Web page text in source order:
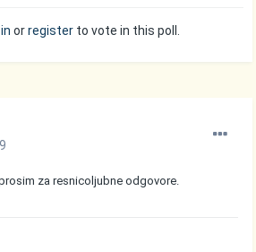
orregisterto vote in this poll.
za resnicoljubne odgovore.